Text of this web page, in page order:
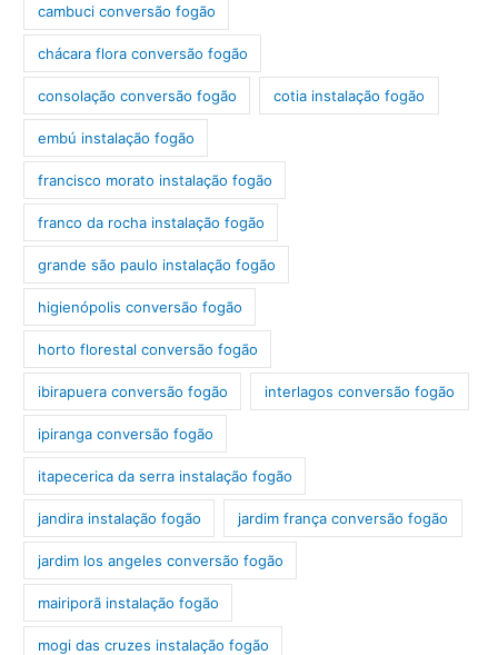
cambuci conversão fogão
chácara flora conversão fogão
consolação conversão fogão cotia instalação fogão
embú instalação fogão
francisco morato instalação fogão
franco da rocha instalação fogão
grande são paulo instalação fogão
higienópolis conversão fogão
horto florestal conversão fogão
ibirapuera conversão fogão interlagos conversão fogão
ipiranga conversão fogão
itapecerica da serra instalação fogão
jandira instalação fogão jardim frança conversão fogão
jardim los angeles conversão fogão
mairiporã instalação fogão
mogi das cruzes instalação fogão